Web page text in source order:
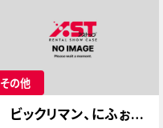
その他
ビックリマン、にふぉる